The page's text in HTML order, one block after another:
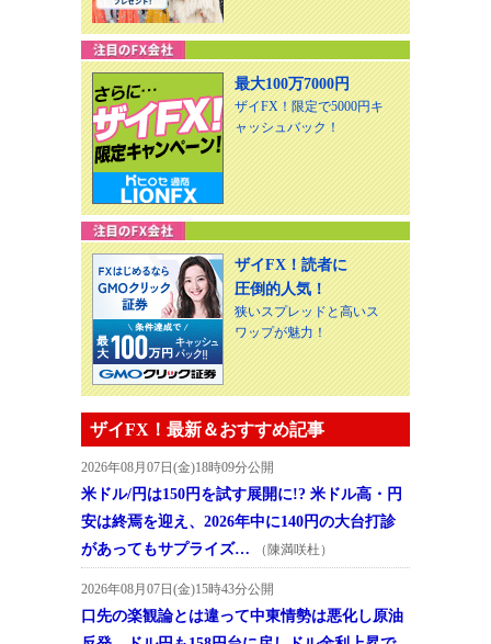
最大100万7000円
ザイFX！限定で5000円キ
ャッシュバック！
ザイFX！読者に
圧倒的人気！
狭いスプレッドと高いス
ワップが魅力！
ザイFX！最新＆おすすめ記事
2026年08月07日(金)18時09分公開
米ドル/円は150円を試す展開に!? 米ドル高・円
安は終焉を迎え、2026年中に140円の大台打診
があってもサプライズ…
（陳満咲杜）
2026年08月07日(金)15時43分公開
口先の楽観論とは違って中東情勢は悪化し原油